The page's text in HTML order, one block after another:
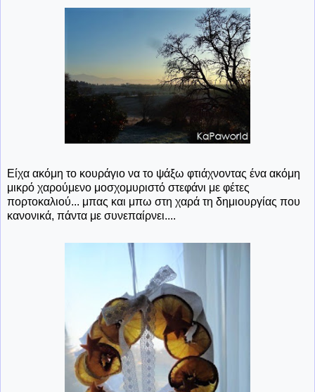
Είχα ακόμη το κουράγιο να το ψάξω φτιάχνοντας ένα ακόμη
μικρό χαρούμενο μοσχομυριστό στεφάνι με φέτες
πορτοκαλιού... μπας και μπω στη χαρά τη δημιουργίας που
κανονικά, πάντα με συνεπαίρνει....